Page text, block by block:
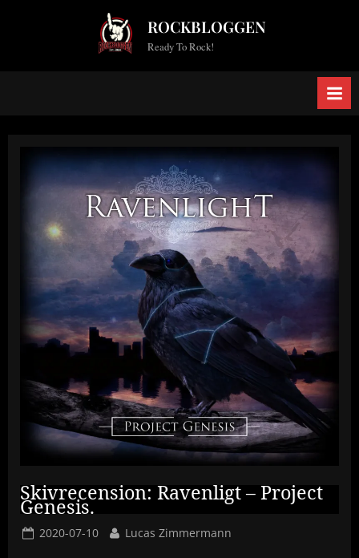
ROCKBLOGGEN
Ready To Rock!
Skivrecension: Ravenligt – Project
Genesis.
Posted
2020-07-10 By
Lucas Zimmermann